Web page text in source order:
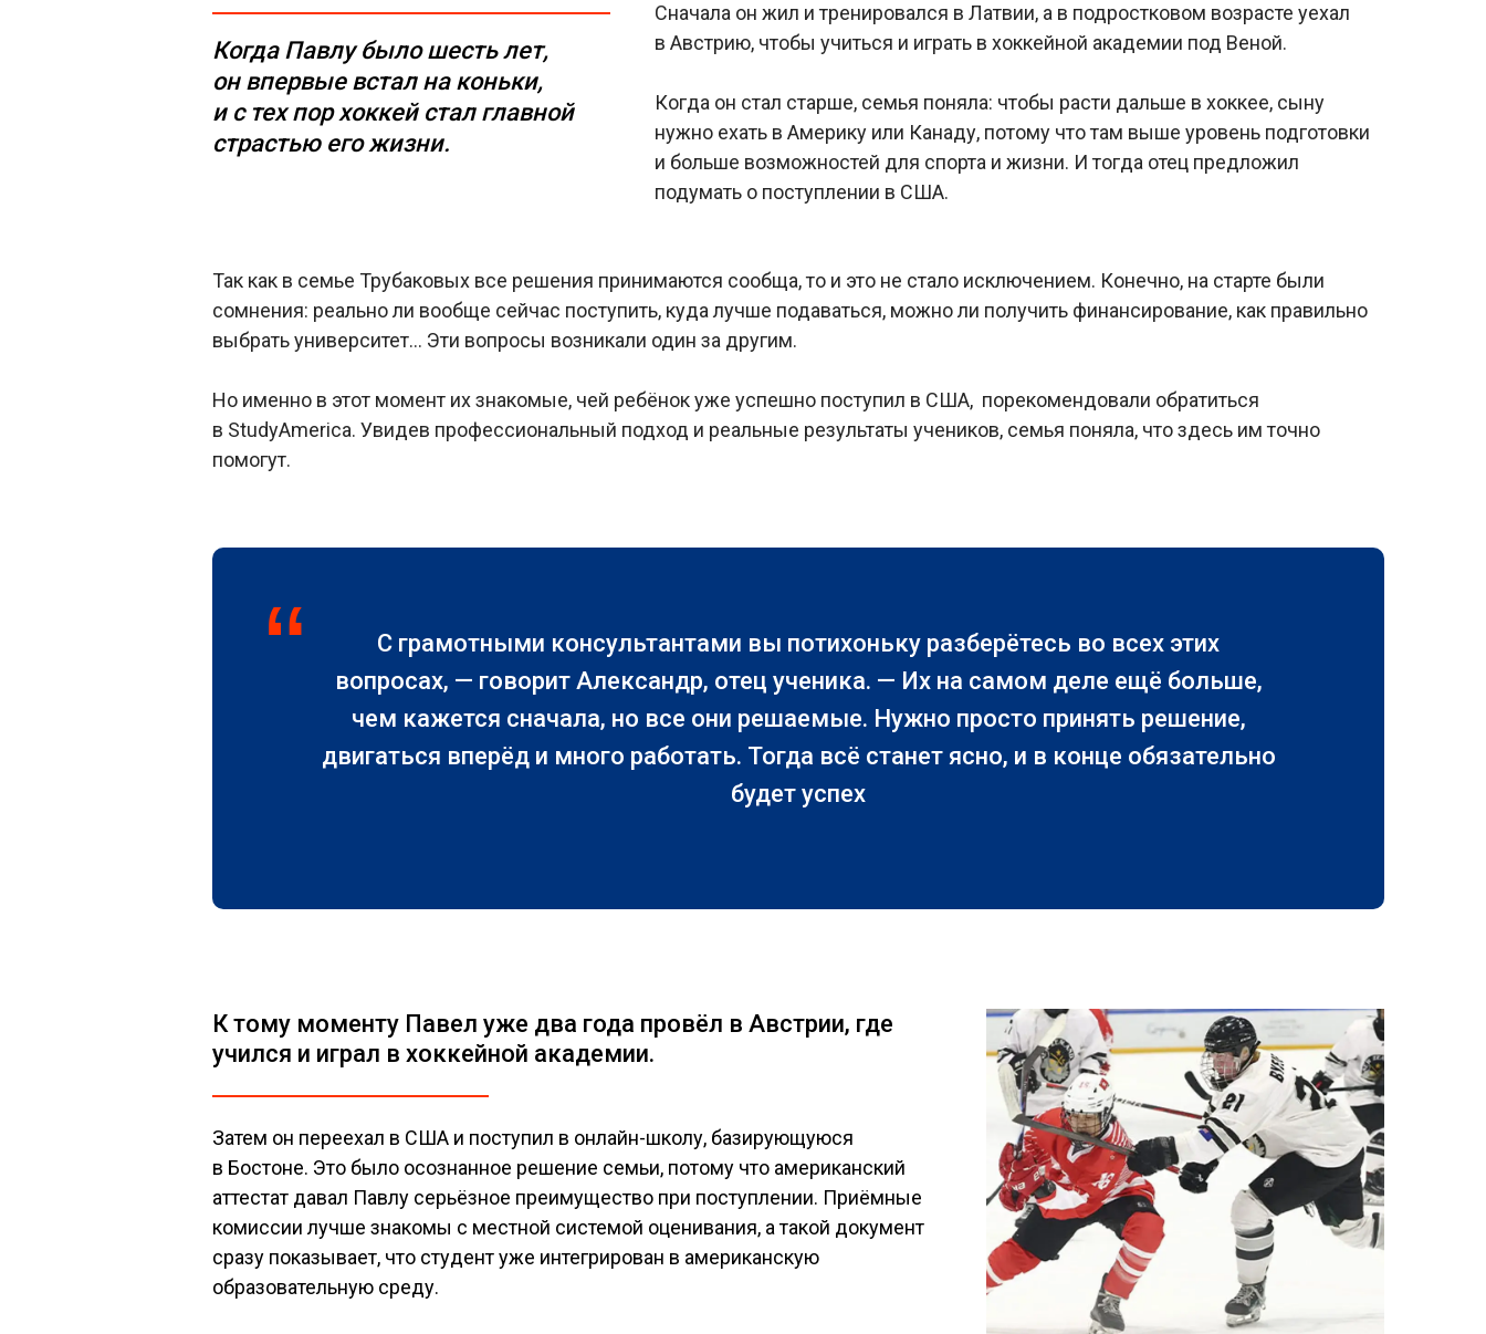
Когда Павлу было шесть лет,
он впервые встал на коньки,
и с тех пор хоккей стал главной
страстью его жизни.
Сначала он жил и тренировался в Латвии, а в подростковом возрасте уехал
в Австрию, чтобы учиться и играть в хоккейной академии под Веной.
Когда он стал старше, семья поняла: чтобы расти дальше в хоккее, сыну
нужно ехать в Америку или Канаду, потому что там выше уровень подготовки
и больше возможностей для спорта и жизни. И тогда отец предложил
подумать о поступлении в США.
Так как в семье Трубаковых все решения принимаются сообща, то и это не стало исключением. Конечно, на старте были
сомнения: реально ли вообще сейчас поступить, куда лучше подаваться, можно ли получить финансирование, как правильно
выбрать университет… Эти вопросы возникали один за другим.
Но именно в этот момент их знакомые, чей ребёнок уже успешно поступил в США, порекомендовали обратиться
в StudyAmerica. Увидев профессиональный подход и реальные результаты учеников, семья поняла, что здесь им точно
помогут.
“
С грамотными консультантами вы потихоньку разберётесь во всех этих
вопросах, — говорит Александр, отец ученика. — Их на самом деле ещё больше,
чем кажется сначала, но все они решаемые. Нужно просто принять решение,
двигаться вперёд и много работать. Тогда всё станет ясно, и в конце обязательно
будет успех
К тому моменту Павел уже два года провёл в Австрии, где
учился и играл в хоккейной академии.
Затем он переехал в США и поступил в онлайн-школу, базирующуюся
в Бостоне. Это было осознанное решение семьи, потому что американский
аттестат давал Павлу серьёзное преимущество при поступлении. Приёмные
комиссии лучше знакомы с местной системой оценивания, а такой документ
сразу показывает, что студент уже интегрирован в американскую
образовательную среду.